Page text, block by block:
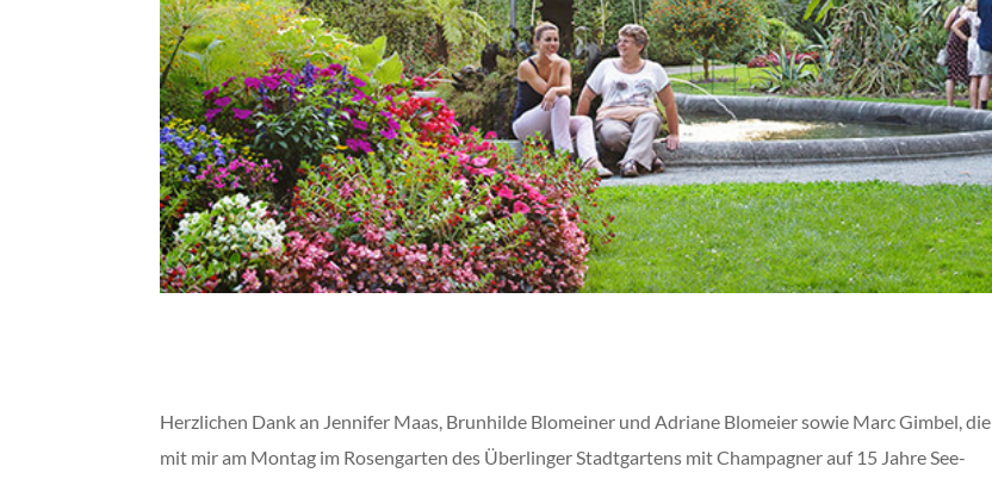
Herzlichen Dank an Jennifer Maas, Brunhilde Blomeiner und Adriane Blomeier sowie Marc Gimbel, die
mit mir am Montag im Rosengarten des Überlinger Stadtgartens mit Champagner auf 15 Jahre See-